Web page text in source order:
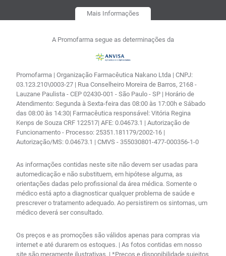
Mais Informações
A Promofarma segue as determinações da
Promofarma | Organização Farmacêutica Nakano Ltda | CNPJ:
03.123.210\0003-27 | Rua Conselheiro Moreira de Barros, 2168 -
Lauzane Paulista - CEP 02430-001 - São Paulo - SP | Horário de
Atendimento: Segunda à Sexta-feira das 08:00 às 17:00h e Sábado
das 08:00 às 14:30| Farmacêutica responsável: Vitória Regina
Kenps de Souza CRF 122517| AFE: 0.04673.1 | Autorização de
Funcionamento - Processo: 25351.181179/2002-16 |
Autorização/MS: 0.04673.1 | CMVS - 355030801-477-000356-1-0
As informações contidas neste site não devem ser usadas para
automedicação e não substituem, em hipótese alguma, as
orientações dadas pelo profissional da área médica. Somente o
médico está apto a diagnosticar qualquer problema de saúde e
prescrever o tratamento adequado. Ao persistirem os sintomas, um
médico deverá ser consultado.
Os preços e as promoções são válidos apenas para compras via
internet e até durarem os estoques. | As fotos contidas em nosso
site são meramente ilustrativas. | *Preços e disponibilidade sujeitos